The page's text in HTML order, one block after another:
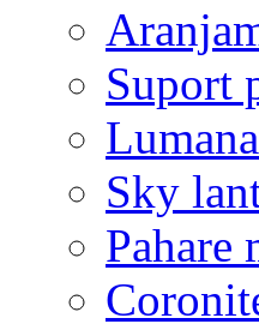
Suport
Sky
Pahare